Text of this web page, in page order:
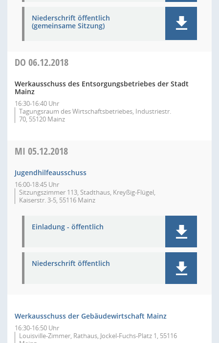
Niederschrift öffentlich
(gemeinsame Sitzung)
DO 06.12.2018
Werkausschuss des Entsorgungsbetriebes der Stadt
Mainz
16:30-16:40 Uhr
Tagungsraum des Wirtschaftsbetriebes, Industriestr.
70, 55120 Mainz
MI 05.12.2018
Jugendhilfeausschuss
16:00-18:45 Uhr
Sitzungszimmer 113, Stadthaus, Kreyßig-Flügel,
Kaiserstr. 3-5, 55116 Mainz
Einladung - öffentlich
Niederschrift öffentlich
Werkausschuss der Gebäudewirtschaft Mainz
16:30-16:50 Uhr
Louisville-Zimmer, Rathaus, Jockel-Fuchs-Platz 1, 55116